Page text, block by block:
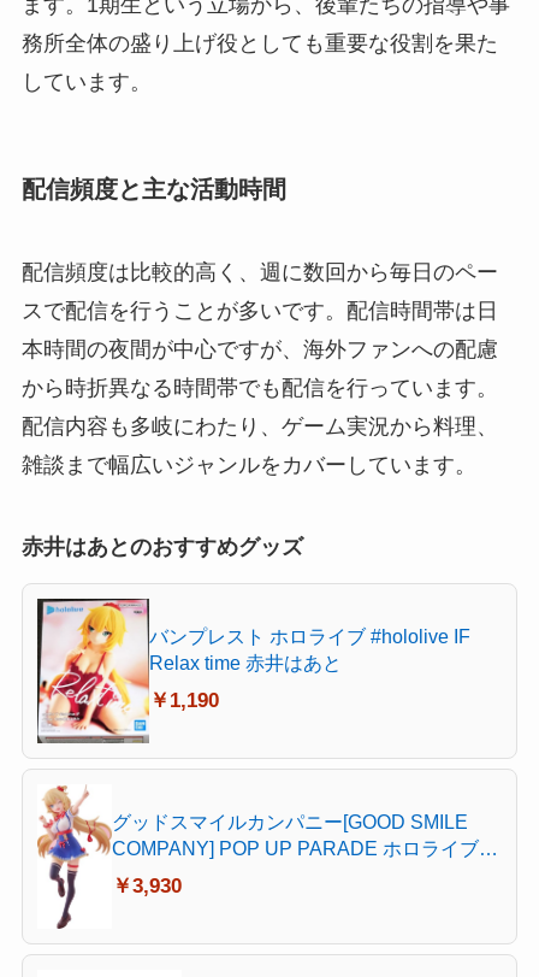
ます。1期生という立場から、後輩たちの指導や事
務所全体の盛り上げ役としても重要な役割を果た
しています。
配信頻度と主な活動時間
配信頻度は比較的高く、週に数回から毎日のペー
スで配信を行うことが多いです。配信時間帯は日
本時間の夜間が中心ですが、海外ファンへの配慮
から時折異なる時間帯でも配信を行っています。
配信内容も多岐にわたり、ゲーム実況から料理、
雑談まで幅広いジャンルをカバーしています。
赤井はあとのおすすめグッズ
バンプレスト ホロライブ #hololive IF
Relax time 赤井はあと
￥1,190
グッドスマイルカンパニー[GOOD SMILE
COMPANY] POP UP PARADE ホロライブ
プロダクション 赤井はあと ノンスケール プ
ラスチック製 塗装済み完成品
￥3,930